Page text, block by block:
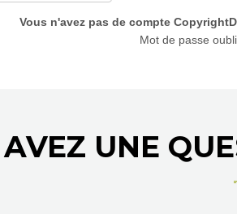
Vous n'avez pas de compte
Mot de passe
UNE